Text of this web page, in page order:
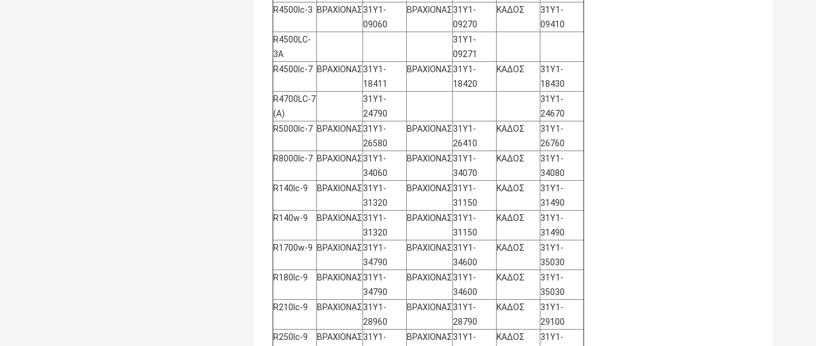
R4500lc-3
ΒΡΑΧΙΟΝΑΣ31Y1-
09060
ΒΡΑΧΙΟΝΑΣ31Y1-
09270
ΚΑΔΟΣ
31Y1-
09410
R4500LC-
3A
31Y1-
09271
R4500lc-7 ΒΡΑΧΙΟΝΑΣ31Y1-
18411
ΒΡΑΧΙΟΝΑΣ31Y1-
18420
ΚΑΔΟΣ
31Y1-
18430
R4700LC-7
(Α)
31Y1-
24790
31Y1-
24670
R5000lc-7 ΒΡΑΧΙΟΝΑΣ31Y1-
26580
ΒΡΑΧΙΟΝΑΣ31Y1-
26410
ΚΑΔΟΣ
31Y1-
26760
R8000lc-7 ΒΡΑΧΙΟΝΑΣ31Y1-
34060
ΒΡΑΧΙΟΝΑΣ31Y1-
34070
ΚΑΔΟΣ
31Y1-
34080
R140lc-9
ΒΡΑΧΙΟΝΑΣ31Y1-
31320
ΒΡΑΧΙΟΝΑΣ31Y1-
31150
ΚΑΔΟΣ
31Y1-
31490
R140w-9
ΒΡΑΧΙΟΝΑΣ31Y1-
31320
ΒΡΑΧΙΟΝΑΣ31Y1-
31150
ΚΑΔΟΣ
31Y1-
31490
R1700w-9
ΒΡΑΧΙΟΝΑΣ31Y1-
34790
ΒΡΑΧΙΟΝΑΣ31Y1-
34600
ΚΑΔΟΣ
31Y1-
35030
R180lc-9
ΒΡΑΧΙΟΝΑΣ31Y1-
34790
ΒΡΑΧΙΟΝΑΣ31Y1-
34600
ΚΑΔΟΣ
31Y1-
35030
R210lc-9
ΒΡΑΧΙΟΝΑΣ31Y1-
28960
ΒΡΑΧΙΟΝΑΣ31Y1-
28790
ΚΑΔΟΣ
31Y1-
29100
R250lc-9
ΒΡΑΧΙΟΝΑΣ31Y1-
ΒΡΑΧΙΟΝΑΣ31Y1-
ΚΑΔΟΣ
31Y1-